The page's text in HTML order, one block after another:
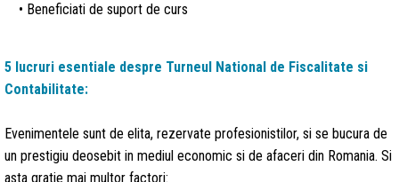
• Beneficiati de suport de curs
5 lucruri esentiale despre Turneul National de Fiscalitate si
Contabilitate:
Evenimentele sunt de elita, rezervate profesionistilor, si se bucura de
un prestigiu deosebit in mediul economic si de afaceri din Romania. Si
asta gratie mai multor factori: